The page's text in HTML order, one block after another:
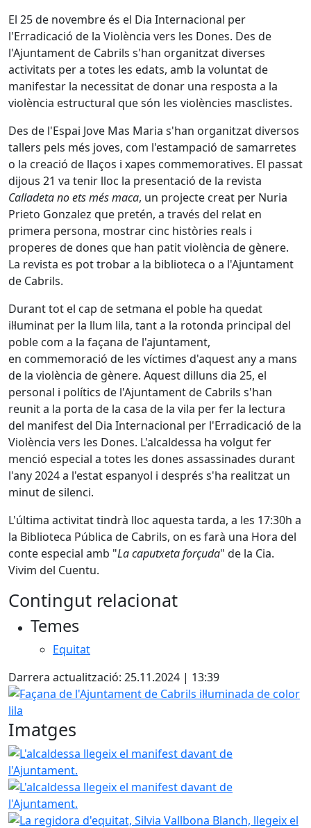
El 25 de novembre és el Dia Internacional per
l'Erradicació de la Violència vers les Dones. Des de
l'Ajuntament de Cabrils s'han organitzat diverses
activitats per a totes les edats, amb la voluntat de
manifestar la necessitat de donar una resposta a la
violència estructural que són les violències masclistes.
Des de l'Espai Jove Mas Maria s'han organitzat diversos
tallers pels més joves, com l'estampació de samarretes
o la creació de llaços i xapes commemoratives. El passat
dijous 21 va tenir lloc la presentació de la revista
Calladeta no ets més maca, un projecte creat per Nuria
Prieto Gonzalez que pretén, a través del relat en
primera persona, mostrar cinc històries reals i
properes de dones que han patit violència de gènere.
La revista es pot trobar a la biblioteca o a l'Ajuntament
de Cabrils.
Durant tot el cap de setmana el poble ha quedat
il·luminat per la llum lila, tant a la rotonda principal del
poble com a la façana de l'ajuntament,
en commemoració de les víctimes d'aquest any a mans
de la violència de gènere. Aquest dilluns dia 25, el
personal i polítics de l'Ajuntament de Cabrils s'han
reunit a la porta de la casa de la vila per fer la lectura
del manifest del Dia Internacional per l'Erradicació de la
Violència vers les Dones. L'alcaldessa ha volgut fer
menció especial a totes les dones assassinades durant
l'any 2024 a l'estat espanyol i després s'ha realitzat un
minut de silenci.
L'última activitat tindrà lloc aquesta tarda, a les 17:30h a
la Biblioteca Pública de Cabrils, on es farà una Hora del
conte especial amb "La caputxeta forçuda" de la Cia.
Vivim del Cuentu.
Contingut relacionat
Temes
Equitat
Darrera actualització: 25.11.2024 | 13:39
Façana de l'Ajuntament de Cabrils il·luminada de color lila
Imatges
L'alcaldessa llegeix el manifest davant de l'Ajuntament.
L'alcaldessa llegeix el manifest davant de l'Ajuntament.
La regidora d'equitat, Silvia Vallbona Blanch, llegeix el